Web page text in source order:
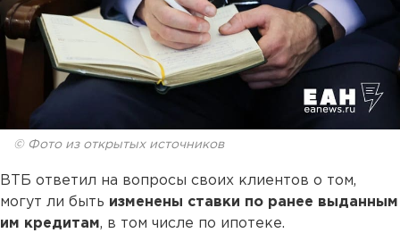
© Фото из открытых источников
ВТБ ответил на вопросы своих клиентов о том,
могут ли быть изменены ставки по ранее выданным
им кредитам, в том числе по ипотеке.